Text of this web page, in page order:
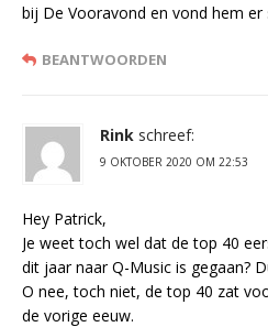
bij De Vooravond en vond hem er
BEANTWOORDEN
Rink schreef:
9 OKTOBER 2020 OM 22:53
Hey Patrick,
Je weet toch wel dat de top 40
dit jaar naar Q-Music is gegaan?
O nee, toch niet, de top 40 zat
de vorige eeuw.